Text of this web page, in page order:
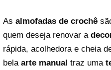
As almofadas de crochê
quem deseja renovar a
rápida, acolhedora e cheia
bela arte manual traz uma